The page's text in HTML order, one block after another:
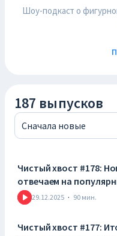
187 выпусков
Сначала новые
Чистый хвост #178:
отвечаем на
29.12.2025 · 90 мин.
Чистый хвост #177:
Шоу-подкаст о